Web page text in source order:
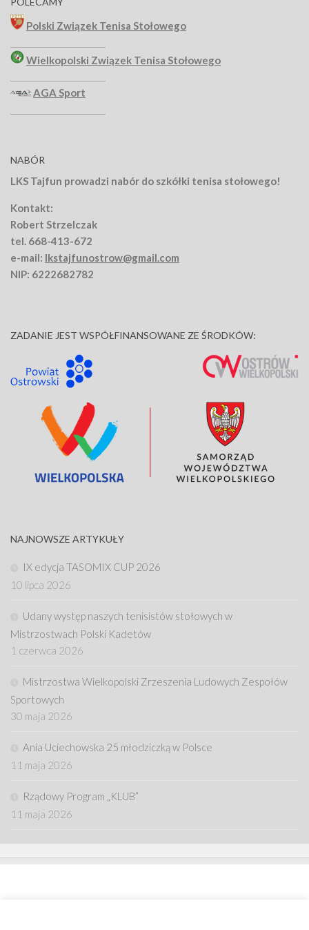
Polski Związek Tenisa Stołowego
Wielkopolski Związek Tenisa Stołowego
AGA Sport
NABÓR
LKS Tajfun prowadzi nabór do szkółki tenisa stołowego!
Kontakt:
Robert Strzelczak
tel. 668-413-672
e-mail: lkstajfunostrow@gmail.com
NIP: 6222682782
ZADANIE JEST WSPÓŁFINANSOWANE ZE ŚRODKÓW:
NAJNOWSZE ARTYKUŁY
IX edycja TASOMIX CUP 2026
10 lipca 2026
Udany występ naszych tenisistów stołowych w
Mistrzostwach Polski Kadetów
1 czerwca 2026
Mistrzostwa Wielkopolski Zrzeszenia Ludowych Zespołów
Sportowych
30 maja 2026
Ania Uciechowska 25 młodziczką w Polsce
11 maja 2026
Rządowy Program „KLUB”
11 maja 2026